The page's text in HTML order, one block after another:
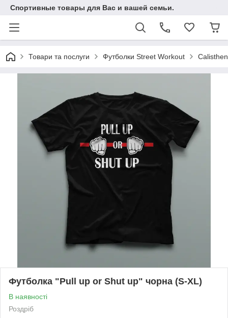
Спортивные товары для Вас и вашей семьи.
Товари та послуги Футболки Street Workout
Футболка "Pull up or Shut up" чорна (S-XL)
В наявності
Роздріб